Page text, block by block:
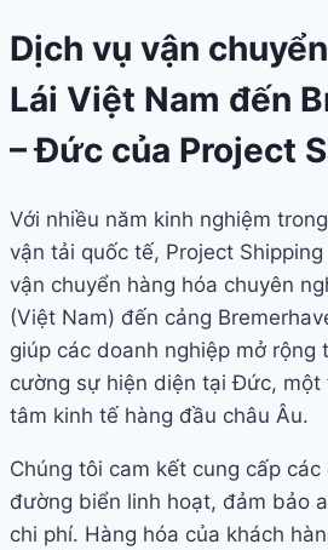
Dịch vụ vận
Lái Việt Nam đến
– Đức của Project
Với nhiều năm kinh nghiệm
vận tải quốc tế, Project
vận chuyển hàng hóa chuyên
(Việt Nam) đến cảng
giúp các doanh nghiệp mở rộng
cường sự hiện diện tại Đức, một
tâm kinh tế hàng đầu châu Âu.
Chúng tôi cam kết cung cấp
đường biển linh hoạt, đảm bảo
chi phí. Hàng hóa của khách